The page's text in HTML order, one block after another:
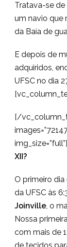
Tratava-se
um navio que
da Baía de
E depois de
adquiridos,
UFSC no dia
[/
XII?
O primeiro
da UFSC às
Joinville, o
Nossa
com mais de